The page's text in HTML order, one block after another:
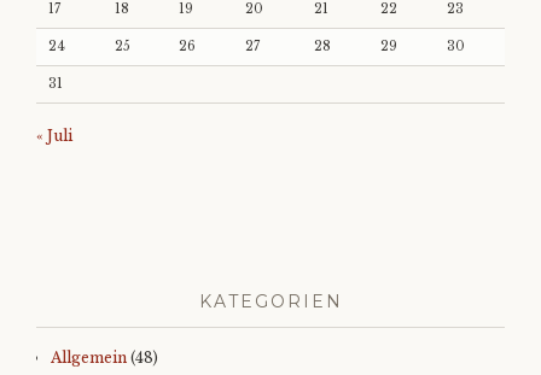
17 18 19 20 21 22 23
24 25 26 27 28 29 30
31
« Juli
KATEGORIEN
Allgemein (48)